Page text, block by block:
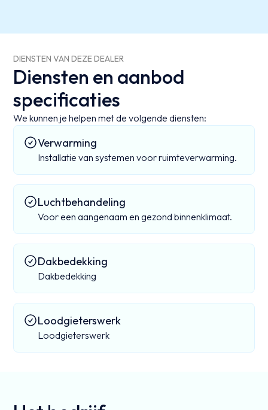
DIENSTEN VAN DEZE DEALER
Diensten en aanbod
specificaties
We kunnen je helpen met de volgende diensten:
Verwarming
Installatie van systemen voor ruimteverwarming.
Luchtbehandeling
Voor een aangenaam en gezond binnenklimaat.
Dakbedekking
Dakbedekking
Loodgieterswerk
Loodgieterswerk